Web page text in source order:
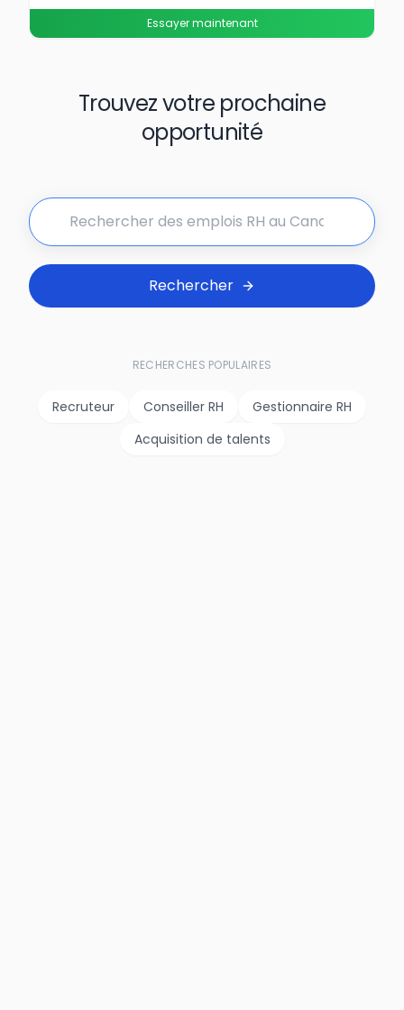
Essayer maintenant
Trouvez votre prochaine
opportunité
Rechercher
RECHERCHES POPULAIRES
Recruteur Conseiller RH
Gestionnaire RH
Acquisition de talents